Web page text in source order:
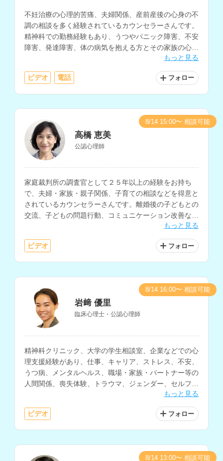
不妊治療の心理的苦痛、夫婦関係、産前産後の心身の不
調の相談を多く経験されているカウンセラーさんです。
精神科での勤務経験もあり、うつやパニック障害、不安
障害、発達障害、体の病気を抱える方とその家族の心理
支援、大切な方を失った人、家族・パートナー関係に悩
む人など、様々な相談に対応されています。
もっと見る
ビデオ 電話 フォロー
高橋 恵美
公認心理師
家庭裁判所の調査官として２５年以上の経験をお持ち
で、夫婦・家族・親子関係、子育ての相談などを得意と
されているカウンセラーさんです。離婚後の子どもとの
交流、子どもの問題行動、コミュニケーション改善など
もっと見る
ビデオ フォロー
8/14 15:00〜 相談可能
岩﨑 優里
臨床心理士・公認心理師
精神科クリニック、大学の学生相談室、企業などでの心
理支援経験があり、仕事、キャリア、ストレス、不安、
うつ病、メンタルヘルス、職場・家族・パートナー等の
人間関係、喪失体験、トラウマ、ジェンダー、セルフケ
ア、自己肯定感、異文化適応、海外生活・移住に関する
相談などを得意とされているカウンセラーさんです。
もっと見る
ビデオ フォロー
8/14 16:00〜 相談可能
8/14 13:00〜 相談可能